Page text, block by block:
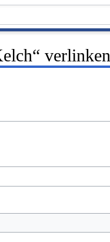
verlinken